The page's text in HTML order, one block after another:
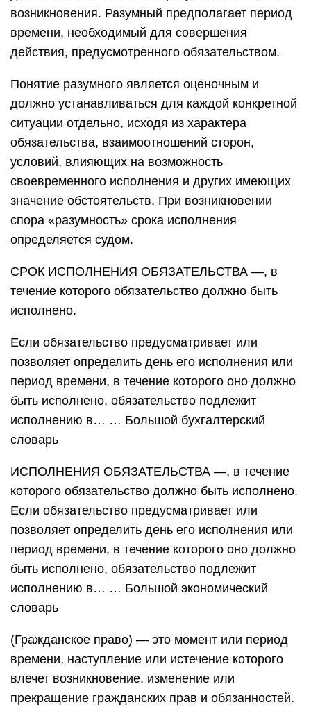
возникновения. Разумный предполагает период
времени, необходимый для совершения
действия, предусмотренного обязательством.
Понятие разумного является оценочным и
должно устанавливаться для каждой конкретной
ситуации отдельно, исходя из характера
обязательства, взаимоотношений сторон,
условий, влияющих на возможность
своевременного исполнения и других имеющих
значение обстоятельств. При возникновении
спора «разумность» срока исполнения
определяется судом.
СРОК ИСПОЛНЕНИЯ ОБЯЗАТЕЛЬСТВА —, в
течение которого обязательство должно быть
исполнено.
Если обязательство предусматривает или
позволяет определить день его исполнения или
период времени, в течение которого оно должно
быть исполнено, обязательство подлежит
исполнению в… … Большой бухгалтерский
словарь
ИСПОЛНЕНИЯ ОБЯЗАТЕЛЬСТВА —, в течение
которого обязательство должно быть исполнено.
Если обязательство предусматривает или
позволяет определить день его исполнения или
период времени, в течение которого оно должно
быть исполнено, обязательство подлежит
исполнению в… … Большой экономический
словарь
(Гражданское право) — это момент или период
времени, наступление или истечение которого
влечет возникновение, изменение или
прекращение гражданских прав и обязанностей.